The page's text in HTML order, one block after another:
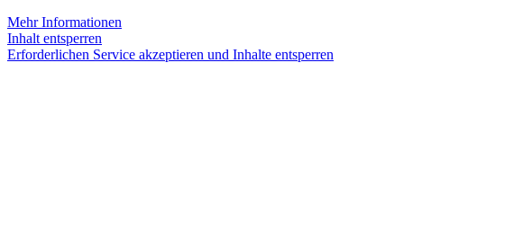
Mehr Informationen
Inhalt entsperren
Erforderlichen Service akzeptieren und Inhalte entsperren